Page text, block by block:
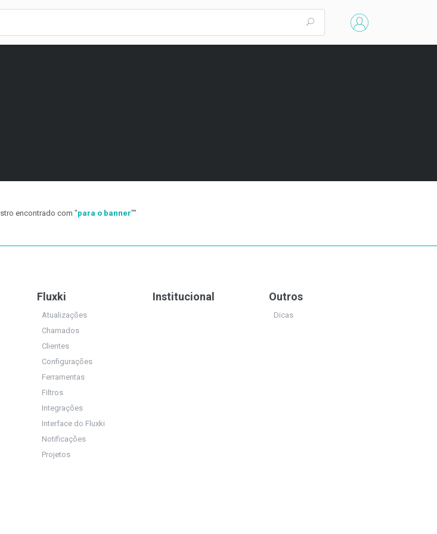
encontrado com "para o banner""
Fluxki
Atualizações
Chamados
Clientes
Configurações
Ferramentas
Filtros
Integrações
Interface do Fluxki
Notificações
Projetos
Institucional Outros
Dicas